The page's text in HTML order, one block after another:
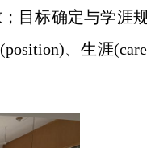
目标确定与学涯
、生涯